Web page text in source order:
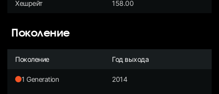
Хешрейт 158.00
Поколение
Поколение Год выхода
1 Generation 2014